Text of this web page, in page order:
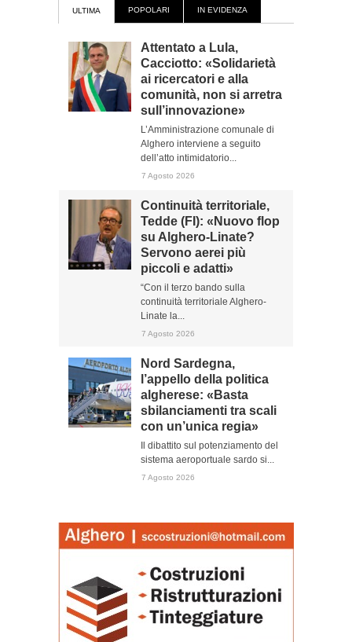
ULTIMA POPOLARI IN EVIDENZA
Attentato a Lula,
Cacciotto: «Solidarietà
ai ricercatori e alla
comunità, non si arretra
sull’innovazione»
L’Amministrazione comunale di
Alghero interviene a seguito
dell’atto intimidatorio...
7 Agosto 2026
Continuità territoriale,
Tedde (FI): «Nuovo flop
su Alghero-Linate?
Servono aerei più
piccoli e adatti»
“Con il terzo bando sulla
continuità territoriale Alghero-
Linate la...
7 Agosto 2026
Nord Sardegna,
l’appello della politica
algherese: «Basta
sbilanciamenti tra scali
con un’unica regia»
Il dibattito sul potenziamento del
sistema aeroportuale sardo si...
7 Agosto 2026